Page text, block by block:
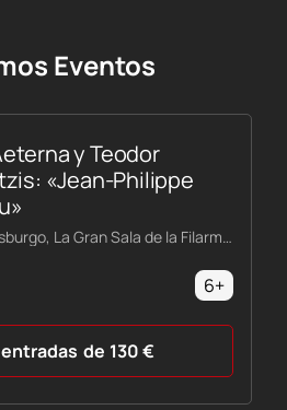
Eventos
y Teodor
«Jean-Philippe
San Petersburgo, La Gran Sala de la Filarmónica Shostakóvich
6+
de 130€